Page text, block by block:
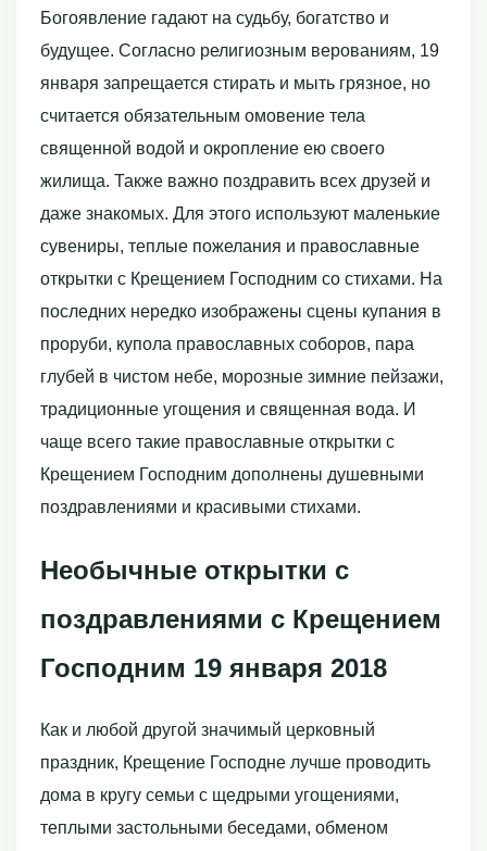
Богоявление гадают на судьбу, богатство и
будущее. Согласно религиозным верованиям, 19
января запрещается стирать и мыть грязное, но
считается обязательным омовение тела
священной водой и окропление ею своего
жилища. Также важно поздравить всех друзей и
даже знакомых. Для этого используют маленькие
сувениры, теплые пожелания и православные
открытки с Крещением Господним со стихами. На
последних нередко изображены сцены купания в
проруби, купола православных соборов, пара
глубей в чистом небе, морозные зимние пейзажи,
традиционные угощения и священная вода. И
чаще всего такие православные открытки с
Крещением Господним дополнены душевными
поздравлениями и красивыми стихами.
Необычные открытки с
поздравлениями с Крещением
Господним 19 января 2018
Как и любой другой значимый церковный
праздник, Крещение Господне лучше проводить
дома в кругу семьи с щедрыми угощениями,
теплыми застольными беседами, обменом